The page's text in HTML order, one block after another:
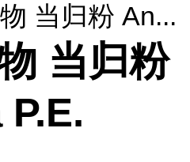
当归粉 An...
当归粉